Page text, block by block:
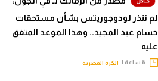
لم ننذر لودوجوريتس بشأن مستحقات
حسام عبد المجيد.. وهذا الموعد المتفق
عليه
الكرة المصرية